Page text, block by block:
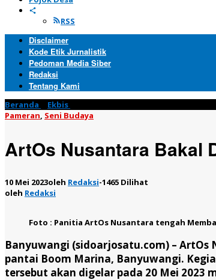
RSS
Disclaimer
Kode Etik Jurnalistik
Pedoman Media Siber
Redaksi
Tentang Kami
Beranda Ekbis
Pameran, Seni Budaya
ArtOs Nusantara Bakal
10 Mei 2023oleh Redaksi-1465 Dilihat
oleh Redaksi
Foto : Panitia ArtOs Nusantara tengah
Banyuwangi (sidoarjosatu.com) – ArtOs
pantai Boom Marina, Banyuwangi.
tersebut akan digelar pada 20 Mei 2023